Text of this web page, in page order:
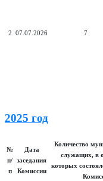
2 07.07.2026 7
2025 год
№
п/
п
Дата
заседания
Комиссии
Количество
служащих, в
которых